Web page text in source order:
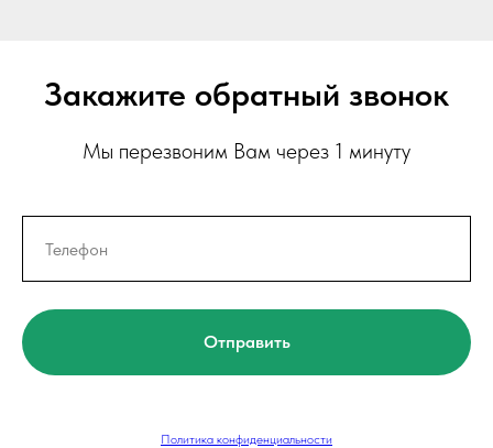
Закажите обратный звонок
Мы перезвоним Вам через 1 минуту
Отправить
Политика конфиденциальности